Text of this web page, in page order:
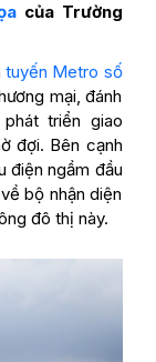
của Trường
tuyến Metro số
mại, đánh
triển giao
đợi. Bên cạnh
điện ngầm đầu
bộ nhận diện
đô thị này.